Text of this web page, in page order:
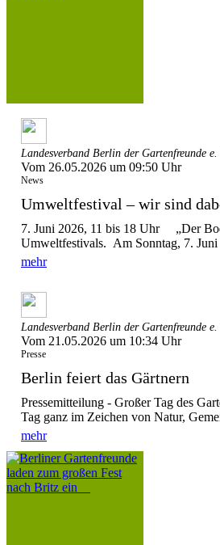
Landesverband Berlin der Gartenfreunde e.
Vom 26.05.2026 um 09:50 Uhr
News
Umweltfestival – wir sind
7. Juni 2026, 11 bis 18 Uhr „Der
Umweltfestivals. Am Sonntag, 7.
mehr
Landesverband Berlin der Gartenfreunde e.
Vom 21.05.2026 um 10:34 Uhr
Presse
Berlin feiert das Gärtnern
Pressemitteilung - Großer Tag des
Tag ganz im Zeichen von Natur,
mehr